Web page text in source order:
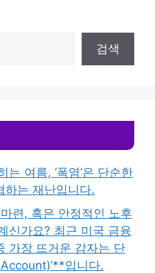
검색
여름, ‘폭염’은 단순한
하는 재난입니다.
련, 혹은 안정적인 노후
신가요? 최근 미국 금융
가장 뜨거운 감자는 단
입니다.